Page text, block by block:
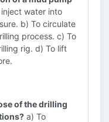
inject water into
b) To circulate
process. c) To
rig. d) To lift
of the drilling
a) To